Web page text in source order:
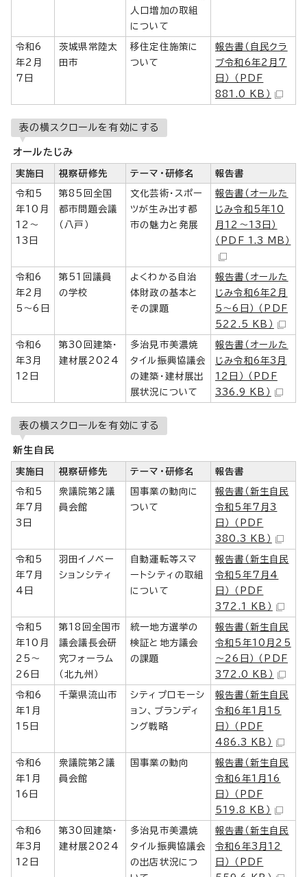
人口増加の取組
について
令和6
年2月
7日
茨城県常陸太
田市
移住定住施策に
ついて
報告書（自民クラ
ブ令和6年2月7
日） （PDF
881.0 KB）
表の横スクロールを有効にする
オールたじみ
実施日 視察研修先 テーマ・研修名 報告書
令和5
年10月
12～
13日
第85回全国
都市問題会議
（八戸）
文化芸術・スポー
ツが生み出す都
市の魅力と発展
報告書（オールた
じみ令和5年10
月12～13日）
（PDF 1.3 MB）
令和6
年2月
5～6日
第51回議員
の学校
よくわかる自治
体財政の基本と
その課題
報告書（オールた
じみ令和6年2月
5～6日） （PDF
522.5 KB）
令和6
年3月
12日
第30回建築・
建材展2024
多治見市美濃焼
タイル振興協議会
の建築・建材展出
展状況について
報告書（オールた
じみ令和6年3月
12日） （PDF
336.9 KB）
表の横スクロールを有効にする
新生自民
実施日 視察研修先 テーマ・研修名 報告書
令和5
年7月
3日
衆議院第2議
員会館
国事業の動向に
ついて
報告書（新生自民
令和5年7月3
日） （PDF
380.3 KB）
令和5
年7月
4日
羽田イノベー
ションシティ
自動運転等スマ
ートシティの取組
について
報告書（新生自民
令和5年7月4
日） （PDF
372.1 KB）
令和5
年10月
25～
26日
第18回全国市
議会議長会研
究フォーラム
（北九州）
統一地方選挙の
検証と地方議会
の課題
報告書（新生自民
令和5年10月25
～26日） （PDF
372.0 KB）
令和6
年1月
15日
千葉県流山市
シティプロモーシ
ョン、ブランディ
ング戦略
報告書（新生自民
令和6年1月15
日） （PDF
486.3 KB）
令和6
年1月
16日
衆議院第2議
員会館
国事業の動向
報告書（新生自民
令和6年1月16
日） （PDF
519.8 KB）
令和6
年3月
12日
第30回建築・
建材展2024
多治見市美濃焼
タイル振興協議会
の出店状況につ
報告書（新生自民
令和6年3月12
日） （PDF